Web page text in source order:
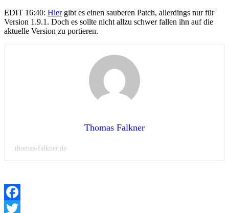
EDIT 16:40: Hiergibt es einen sauberen Patch, allerdings nur für
Version 1.9.1. Doch es sollte nicht allzu schwer fallen ihn auf die
aktuelle Version zu portieren.
Thomas Falkner
thomas-falkner.de
Facebook